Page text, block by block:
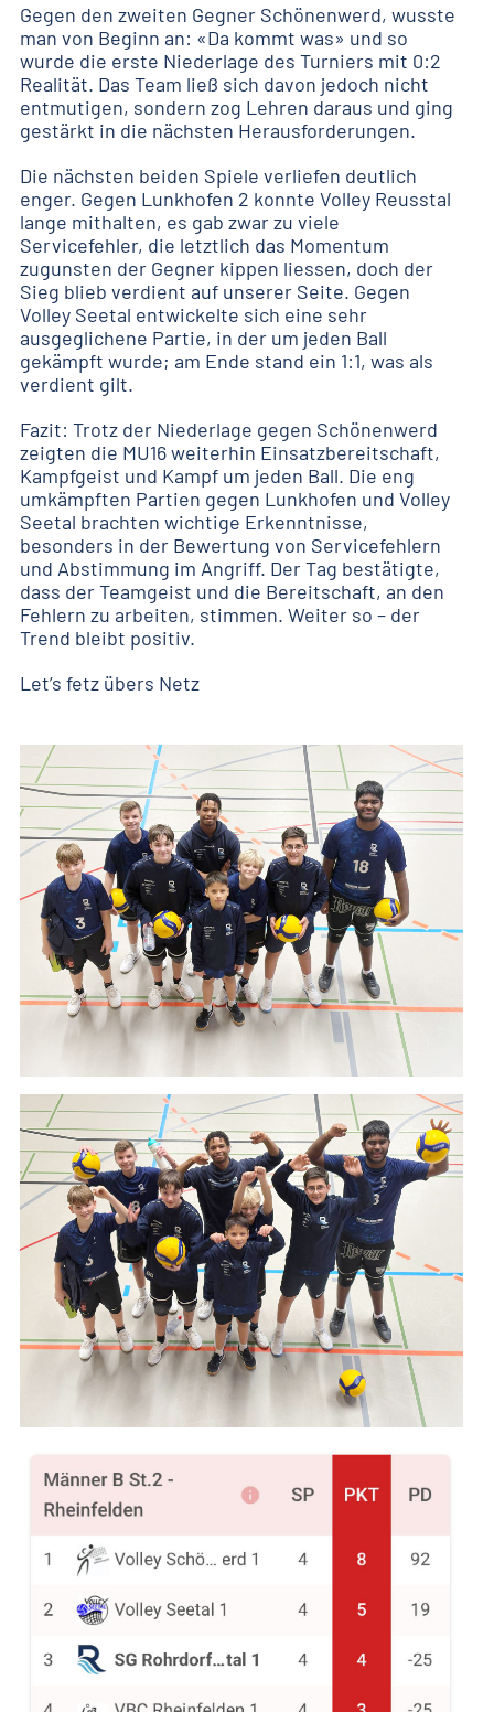
Gegen den zweiten Gegner Schönenwerd, wusste
man von Beginn an: «Da kommt was» und so
wurde die erste Niederlage des Turniers mit 0:2
Realität. Das Team ließ sich davon jedoch nicht
entmutigen, sondern zog Lehren daraus und ging
gestärkt in die nächsten Herausforderungen.
Die nächsten beiden Spiele verliefen deutlich
enger. Gegen Lunkhofen 2 konnte Volley Reusstal
lange mithalten, es gab zwar zu viele
Servicefehler, die letztlich das Momentum
zugunsten der Gegner kippen liessen, doch der
Sieg blieb verdient auf unserer Seite. Gegen
Volley Seetal entwickelte sich eine sehr
ausgeglichene Partie, in der um jeden Ball
gekämpft wurde; am Ende stand ein 1:1, was als
verdient gilt.
Fazit: Trotz der Niederlage gegen Schönenwerd
zeigten die MU16 weiterhin Einsatzbereitschaft,
Kampfgeist und Kampf um jeden Ball. Die eng
umkämpften Partien gegen Lunkhofen und Volley
Seetal brachten wichtige Erkenntnisse,
besonders in der Bewertung von Servicefehlern
und Abstimmung im Angriff. Der Tag bestätigte,
dass der Teamgeist und die Bereitschaft, an den
Fehlern zu arbeiten, stimmen. Weiter so – der
Trend bleibt positiv.
Let’s fetz übers Netz